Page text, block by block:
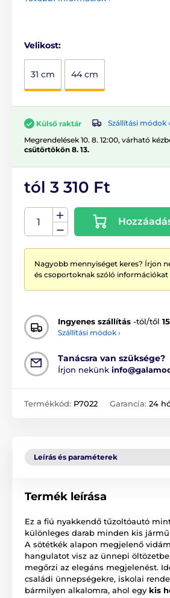
Velikost:
31 cm 44 cm
Külső raktár
Szállítási módok ›
Megrendelések 10. 8. 12:00, várható
csütörtökön 8. 13.
tól 3 310 Ft
Nagyobb mennyiséget keres? Írjon
és csoportoknak szóló információkat
Ingyenes szállítás -tól/től
Szállítási módok ›
Tanácsra van szüksége?
Írjon nekünk
Termékkód: P7022 Garancia: 24
Leírás és paraméterek
Termék leírása
Ez a fiú nyakkendő tűzoltóautó
különleges darab minden kis
A sötétkék alapon megjelenő
hangulatot visz az ünnepi
megőrzi az elegáns megjelenést.
családi ünnepségekre, iskolai
bármilyen alkalomra, ahol egy kis